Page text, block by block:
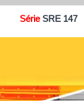
Série SRE 147